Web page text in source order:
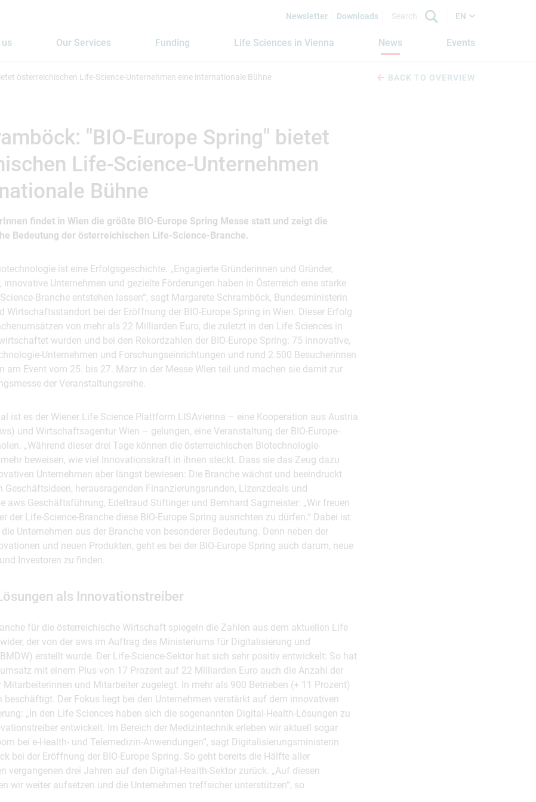
Newsletter Downloads EN
Our Services Funding Life Sciences in Vienna News Events
österreichischen Life-Science-Unternehmen eine internationale Bühne BACK TO OVERVIEW
"BIO-Europe Spring" bietet
Life-Science-Unternehmen
Bühne
findet in Wien die größte BIO-Europe Spring Messe statt und zeigt die
Bedeutung der österreichischen Life-Science-Branche.
ist eine Erfolgsgeschichte. „Engagierte Gründerinnen und Gründer,
innovative Unternehmen und gezielte Förderungen haben in Österreich eine starke
Branche entstehen lassen“, sagt Margarete Schramböck, Bundesministerin
Wirtschaftsstandort bei der Eröffnung der BIO-Europe Spring in Wien. Dieser Erfolg
von mehr als 22 Milliarden Euro, die zuletzt in den Life Sciences in
wurden und bei den Rekordzahlen der BIO-Europe Spring: 75 innovative,
Unternehmen und Forschungseinrichtungen und rund 2.500 Besucherinnen
am Event vom 25. bis 27. März in der Messe Wien teil und machen sie damit zur
der Veranstaltungsreihe.
ist es der Wiener Life Science Plattform LISAvienna – eine Kooperation aus Austria
und Wirtschaftsagentur Wien – gelungen, eine Veranstaltung der BIO-Europe-
„Während dieser drei Tage können die österreichischen Biotechnologie-
beweisen, wie viel Innovationskraft in ihnen steckt. Dass sie das Zeug dazu
Unternehmen aber längst bewiesen: Die Branche wächst und beeindruckt
Geschäftsideen, herausragenden Finanzierungsrunden, Lizenzdeals und
aws Geschäftsführung, Edeltraud Stiftinger und Bernhard Sagmeister: „Wir freuen
der Life-Science-Branche diese BIO-Europe Spring ausrichten zu dürfen.“ Dabei ist
Unternehmen aus der Branche von besonderer Bedeutung. Denn neben der
und neuen Produkten, geht es bei der BIO-Europe Spring auch darum, neue
Investoren zu finden.
als Innovationstreiber
für die österreichische Wirtschaft spiegeln die Zahlen aus dem aktuellen Life
der von der aws im Auftrag des Ministeriums für Digitalisierung und
erstellt wurde. Der Life-Science-Sektor hat sich sehr positiv entwickelt: So hat
mit einem Plus von 17 Prozent auf 22 Milliarden Euro auch die Anzahl der
Mitarbeiterinnen und Mitarbeiter zugelegt. In mehr als 900 Betrieben (+ 11 Prozent)
beschäftigt. Der Fokus liegt bei den Unternehmen verstärkt auf dem innovativen
„In den Life Sciences haben sich die sogenannten Digital-Health-Lösungen zu
entwickelt. Im Bereich der Medizintechnik erleben wir aktuell sogar
bei e-Health- und Telemedizin-Anwendungen“, sagt Digitalisierungsministerin
bei der Eröffnung der BIO-Europe Spring. So geht bereits die Hälfte aller
vergangenen drei Jahren auf den Digital-Health-Sektor zurück. „Auf diesen
wir weiter aufsetzen und die Unternehmen treffsicher unterstützen“, so